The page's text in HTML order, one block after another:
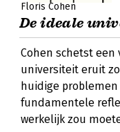
Floris Cohen
De ideale
Cohen schetst een
universiteit eruit
huidige
fundamentele
werkelijk zou